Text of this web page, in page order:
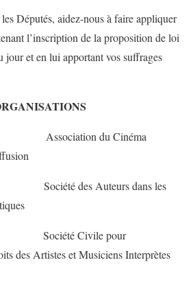
Députés, aidez-nous à faire appliquer
l’inscription de la proposition de loi
jour et en lui apportant vos suffrages
du Cinéma
des Auteurs dans les
Civile pour
des Artistes et Musiciens Interprètes